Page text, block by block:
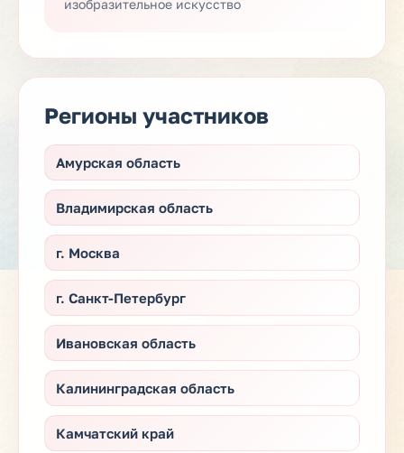
изобразительное искусство
Регионы участников
Амурская область
Владимирская область
г. Москва
г. Санкт-Петербург
Ивановская область
Калининградская область
Камчатский край